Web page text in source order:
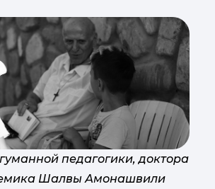
педагогики, доктора
Шалвы Амонашвили